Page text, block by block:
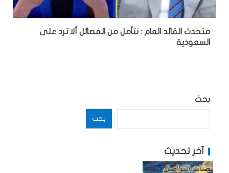
متحدث القائد العام : نتأمل من الفصائل ألا ترد على
السعودية
بحث
بحث
آخر تحديث